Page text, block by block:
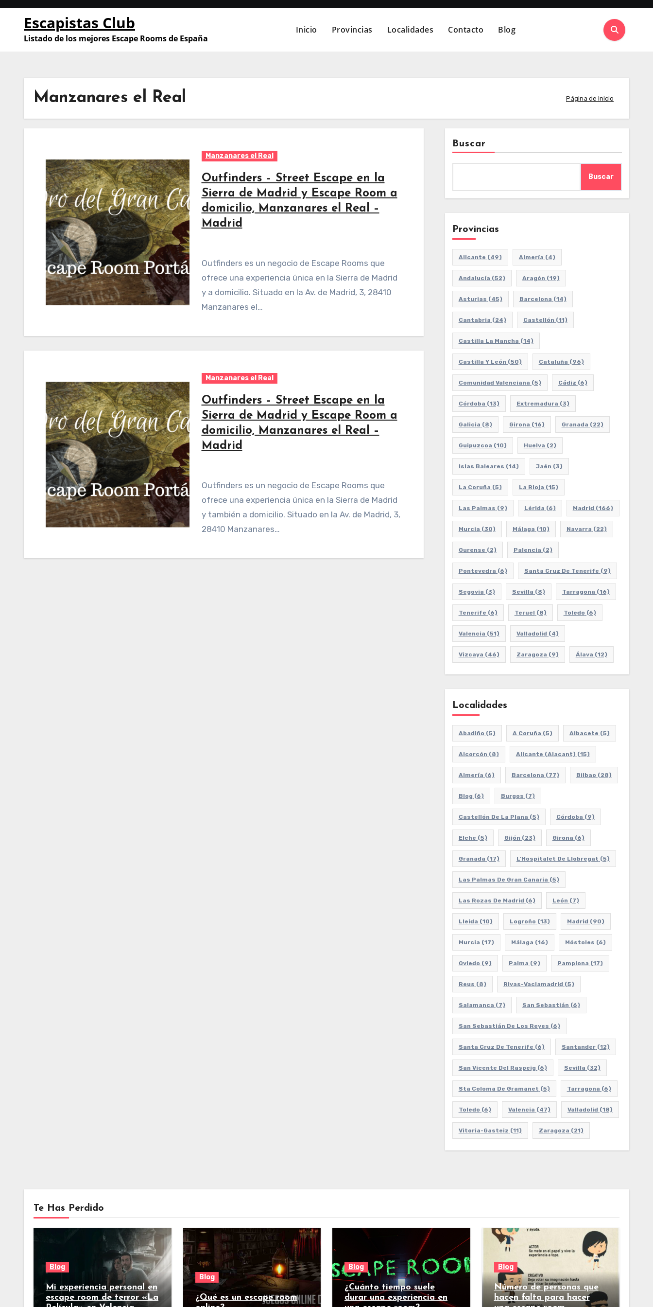
Saltar
contenido
Escapistas Club
Listado de los mejores Escape Rooms de España
Inicio Provincias Localidades Contacto Blog
Manzanares el Real Página de inicio
Manzanares el Real
Outfinders – Street Escape en la
Sierra de Madrid y Escape Room a
domicilio, Manzanares el Real –
Madrid
Outfinders es un negocio de Escape Rooms que
ofrece una experiencia única en la Sierra de Madrid
y a domicilio. Situado en la Av. de Madrid, 3, 28410
Manzanares el…
Manzanares el Real
Outfinders – Street Escape en la
Sierra de Madrid y Escape Room a
domicilio, Manzanares el Real –
Madrid
Outfinders es un negocio de Escape Rooms que
ofrece una experiencia única en la Sierra de Madrid
y también a domicilio. Situado en la Av. de Madrid, 3,
28410 Manzanares…
Buscar
Buscar
Provincias
Alicante (49) Almería (4)
Andalucía (52) Aragón (19)
Asturias (45) Barcelona (14)
Cantabria (24) Castellón (11)
Castilla La Mancha (14)
Castilla Y León (50) Cataluña (96)
Comunidad Valenciana (5) Cádiz (6)
Córdoba (13) Extremadura (3)
Galicia (8) Girona (16) Granada (22)
Guipuzcoa (10) Huelva (2)
Islas Baleares (14) Jaén (3)
La Coruña (5) La Rioja (15)
Las Palmas (9) Lérida (6) Madrid (166)
Murcia (30) Málaga (10) Navarra (22)
Ourense (2) Palencia (2)
Pontevedra (6) Santa Cruz De Tenerife (9)
Segovia (3) Sevilla (8) Tarragona (16)
Tenerife (6) Teruel (8) Toledo (6)
Valencia (51) Valladolid (4)
Vizcaya (46) Zaragoza (9) Álava (12)
Localidades
Abadiño (5) A Coruña (5) Albacete (5)
Alcorcón (8) Alicante (Alacant) (15)
Almería (6) Barcelona (77) Bilbao (28)
Blog (6) Burgos (7)
Castellón De La Plana (5) Córdoba (9)
Elche (5) Gijón (23) Girona (6)
Granada (17) L'Hospitalet De Llobregat (5)
Las Palmas De Gran Canaria (5)
Las Rozas De Madrid (6) León (7)
Lleida (10) Logroño (13) Madrid (90)
Murcia (17) Málaga (16) Móstoles (6)
Oviedo (9) Palma (9) Pamplona (17)
Reus (8) Rivas-Vaciamadrid (5)
Salamanca (7) San Sebastián (6)
San Sebastián De Los Reyes (6)
Santa Cruz De Tenerife (6) Santander(12)
San Vicente Del Raspeig (6) Sevilla (32)
Sta Coloma De Gramanet (5) Tarragona (6)
Toledo (6) Valencia (47) Valladolid (18)
Vitoria-Gasteiz (11) Zaragoza (21)
Te Has Perdido
Blog
Mi experiencia personal en
escape room de terror «La
Blog
¿Qué es un escape room
Blog
¿Cuánto tiempo suele
durar una experiencia en
Blog
Número de personas que
hacen falta para hacer